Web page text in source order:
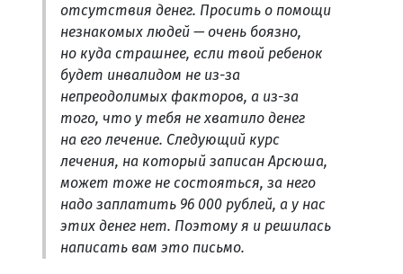
отсутствия денег. Просить о помощи
незнакомых людей — очень боязно,
но куда страшнее, если твой ребенок
будет инвалидом не из-за
непреодолимых факторов, а из-за
того, что у тебя не хватило денег
на его лечение. Следующий курс
лечения, на который записан Арсюша,
может тоже не состояться, за него
надо заплатить 96 000 рублей, а у нас
этих денег нет. Поэтому я и решилась
написать вам это письмо.